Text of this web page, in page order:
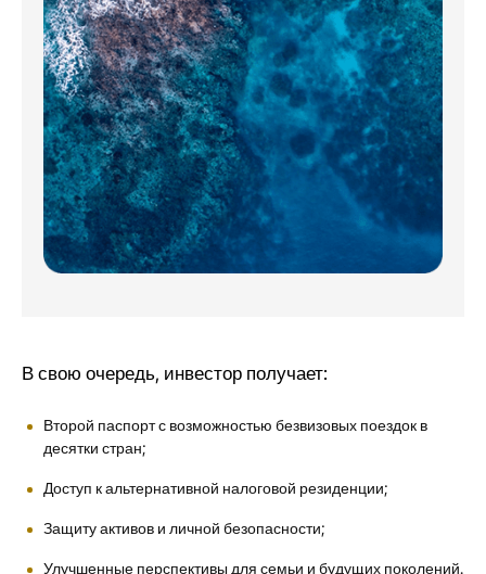
В свою очередь, инвестор получает:
Второй паспорт с возможностью безвизовых поездок в
десятки стран;
Доступ к альтернативной налоговой резиденции;
Защиту активов и личной безопасности;
Улучшенные перспективы для семьи и будущих поколений.